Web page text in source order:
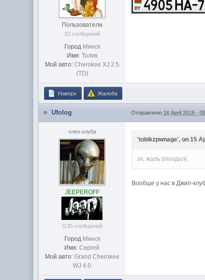
Пользователи
22 сообщений
Город Минск
Имя: Толик
Мой авто: Cherokee XJ 2.5
(TD)
Наверх Жалоба
Ufolog Отправлено 16 April 2015 -
член клуба
JEEPEROFF
1135 сообщений
Город Минск
Имя: Сергей
Мой авто: Grand Cherokee
WJ 4.0
'tobikzpwnage', on 15
эх, жаль опоздал(
Вообще у нас в Джип-